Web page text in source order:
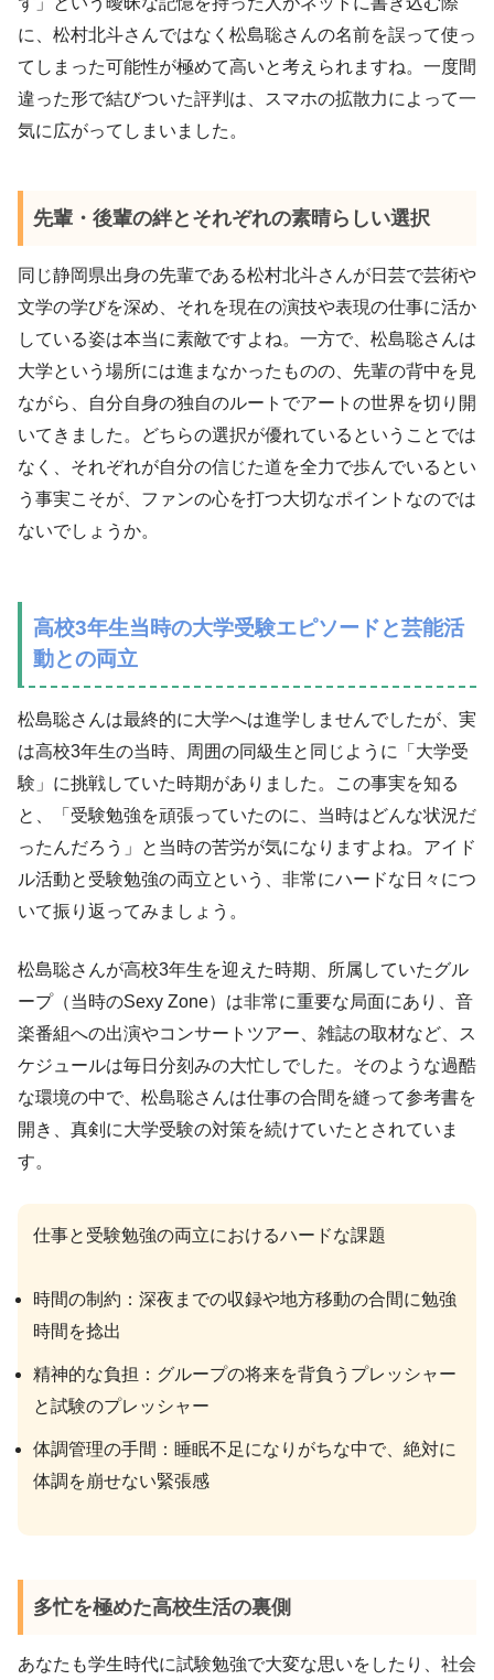
に、松村北斗さんではなく松島聡さんの名前を誤って使っ
てしまった可能性が極めて高いと考えられますね。一度間
違った形で結びついた評判は、スマホの拡散力によって一
気に広がってしまいました。
先輩・後輩の絆とそれぞれの素晴らしい選択
同じ静岡県出身の先輩である松村北斗さんが日芸で芸術や
文学の学びを深め、それを現在の演技や表現の仕事に活か
している姿は本当に素敵ですよね。一方で、松島聡さんは
大学という場所には進まなかったものの、先輩の背中を見
ながら、自分自身の独自のルートでアートの世界を切り開
いてきました。どちらの選択が優れているということでは
なく、それぞれが自分の信じた道を全力で歩んでいるとい
う事実こそが、ファンの心を打つ大切なポイントなのでは
ないでしょうか。
高校3年生当時の大学受験エピソードと芸能活
動との両立
松島聡さんは最終的に大学へは進学しませんでしたが、実
は高校3年生の当時、周囲の同級生と同じように「大学受
験」に挑戦していた時期がありました。この事実を知る
と、「受験勉強を頑張っていたのに、当時はどんな状況だ
ったんだろう」と当時の苦労が気になりますよね。アイド
ル活動と受験勉強の両立という、非常にハードな日々につ
いて振り返ってみましょう。
松島聡さんが高校3年生を迎えた時期、所属していたグル
ープ（当時のSexy Zone）は非常に重要な局面にあり、音
楽番組への出演やコンサートツアー、雑誌の取材など、ス
ケジュールは毎日分刻みの大忙しでした。そのような過酷
な環境の中で、松島聡さんは仕事の合間を縫って参考書を
開き、真剣に大学受験の対策を続けていたとされていま
す。
仕事と受験勉強の両立におけるハードな課題
時間の制約：深夜までの収録や地方移動の合間に勉強
時間を捻出
精神的な負担：グループの将来を背負うプレッシャー
と試験のプレッシャー
体調管理の手間：睡眠不足になりがちな中で、絶対に
体調を崩せない緊張感
多忙を極めた高校生活の裏側
あなたも学生時代に試験勉強で大変な思いをしたり、社会